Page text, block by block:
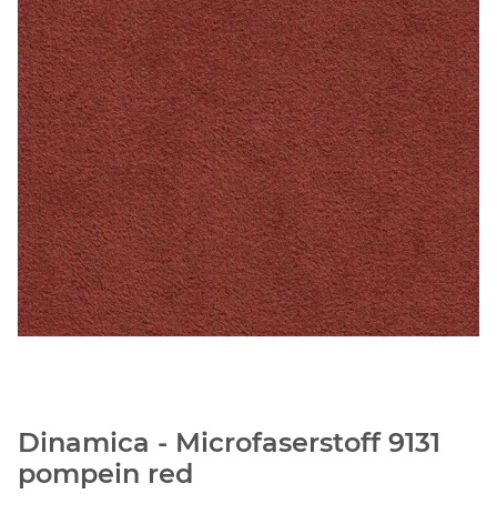
Dinamica - Microfaserstoff 9131
pompein red